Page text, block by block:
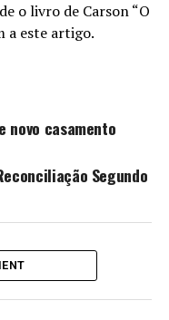
o livro de Carson “O
a este artigo.
novo casamento
Segundo